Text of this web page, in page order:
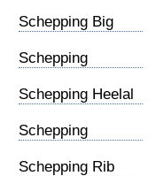
Schepping Big
Schepping
Schepping Heelal
Schepping
Schepping Rib